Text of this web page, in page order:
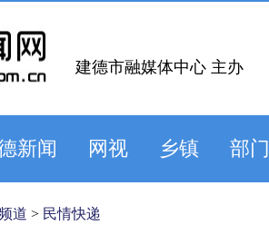
建德市融媒体中心 主办
新闻 网视 乡镇 部门
道 > 民情快递